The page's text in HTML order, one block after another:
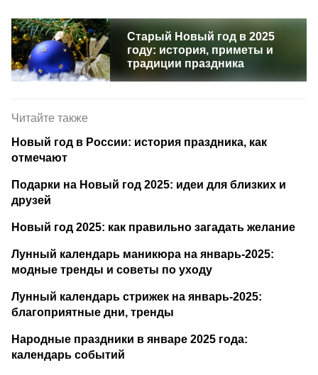
Старый Новый год в 2025
году: история, приметы и
традиции праздника
Читайте также
Новый год в России: история праздника, как
отмечают
Подарки на Новый год 2025: идеи для близких и
друзей
Новый год 2025: как правильно загадать желание
Лунный календарь маникюра на январь-2025:
модные тренды и советы по уходу
Лунный календарь стрижек на январь-2025:
благоприятные дни, тренды
Народные праздники в январе 2025 года:
календарь событий